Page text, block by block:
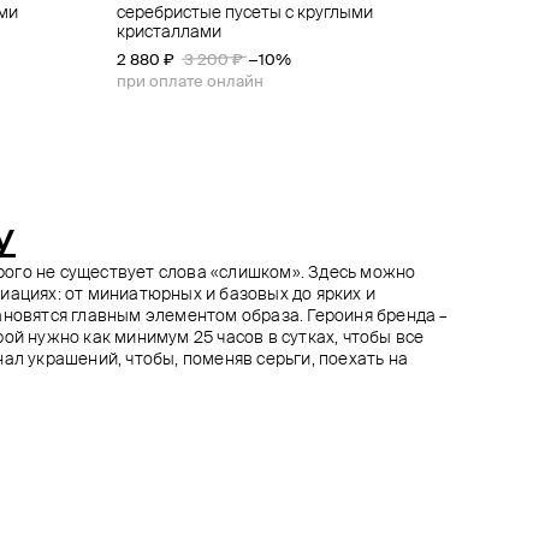
серебристые пусеты с круглыми
кристаллами
2 880 ₽ 3 200 ₽ −10%
при оплате онлайн
серебристые серьги-шипы
4 500 ₽ 5 000 ₽
при оплате онлайн
серьги-сердца с эмалью и кристаллами
5 310 ₽ 5 900 ₽
при оплате онлайн
пусеты-цветы с кристаллами
5 490 ₽ 6 100 ₽
при оплате онлайн
не существует слова «слишком». Здесь можно
от миниатюрных и базовых до ярких и
главным элементом образа. Героиня бренда –
нужно как минимум 25 часов в сутках, чтобы все
украшений, чтобы, поменяв серьги, поехать на